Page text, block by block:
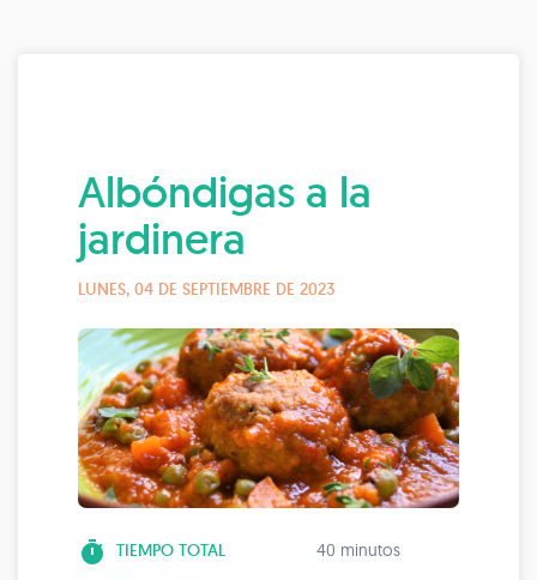
Albóndigas a la
jardinera
LUNES, 04 DE SEPTIEMBRE DE 2023
timer TIEMPO TOTAL 40 minutos